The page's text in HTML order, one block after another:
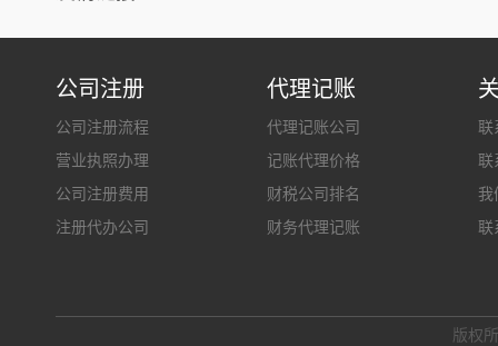
公司注册
公司注册流程
营业执照办理
公司注册费用
注册代办公司
代理记账
代理记账公司
记账代理价格
财税公司排名
财务代理记账
联
联
联
版权